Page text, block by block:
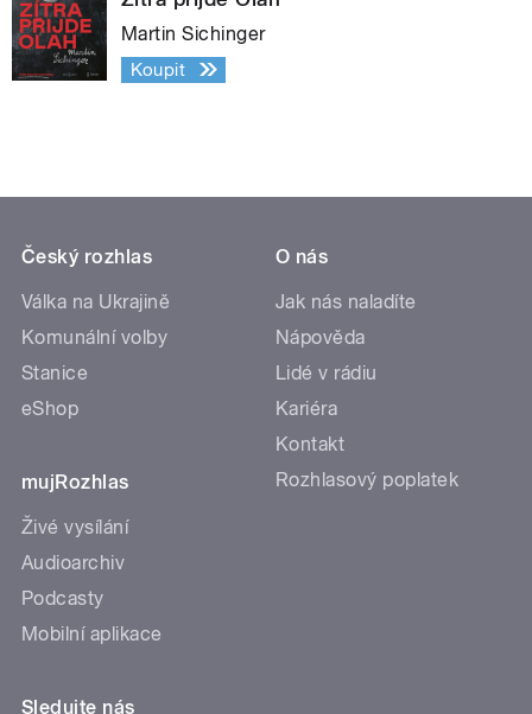
Martin Sichinger
Koupit
Český rozhlas
Válka na Ukrajině
Komunální volby
Stanice
eShop
mujRozhlas
Živé vysílání
Audioarchiv
Podcasty
Mobilní aplikace
O nás
Jak nás naladíte
Nápověda
Lidé v rádiu
Kariéra
Kontakt
Rozhlasový poplatek
Sledujte nás